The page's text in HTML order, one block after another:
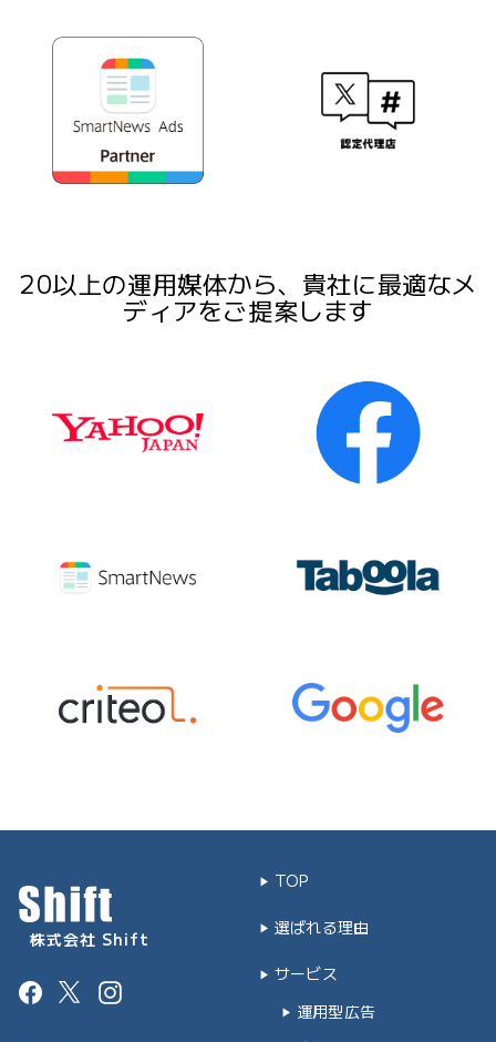
20以上の運用媒体から、貴社に最適なメ
ディアをご提案します
株式会社 Shift
FacebookInstagram
TOP
選ばれる理由
サービス
運用型広告